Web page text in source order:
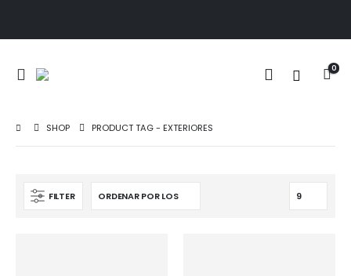
0
SHOP PRODUCT TAG -EXTERIORES
FILTER